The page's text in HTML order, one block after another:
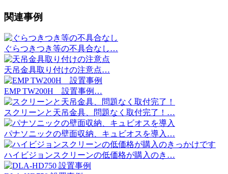
関連事例
ぐらつきつき等の不具合なし…
天吊金具取り付けの注意点…
EMP TW200H 設置事例…
スクリーンと天吊金具、問題なく取付完了！…
パナソニックの壁面収納、キュビオスを導入…
ハイビジョンスクリーンの低価格が購入のき…